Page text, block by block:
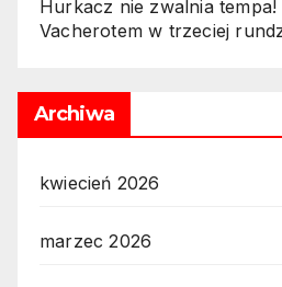
Hurkacz nie zwalnia
Vacherotem w trzeciej
Archiwa
kwiecień 2026
marzec 2026